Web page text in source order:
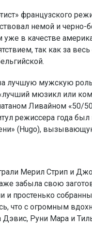
французского
немой и
в качестве
так как за
лучшую мужскую
мюзикл или
Ливайном «50/
режиссера года
(Hugo),
Мерил Стрип и
забыла свою
простенько
что с огромным
Руни Мара и